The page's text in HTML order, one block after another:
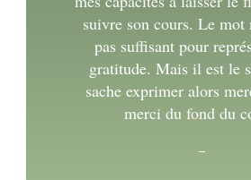
suivre son cours. Le mot
pas suffisant pour
gratitude. Mais il est le
sache exprimer alors
merci du fond du
–